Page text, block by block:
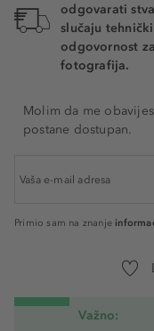
odgovarati
slučaju
odgovornost
fotografija.
Molim da me
postane dostupan.
Primio sam na znanje
Važno: